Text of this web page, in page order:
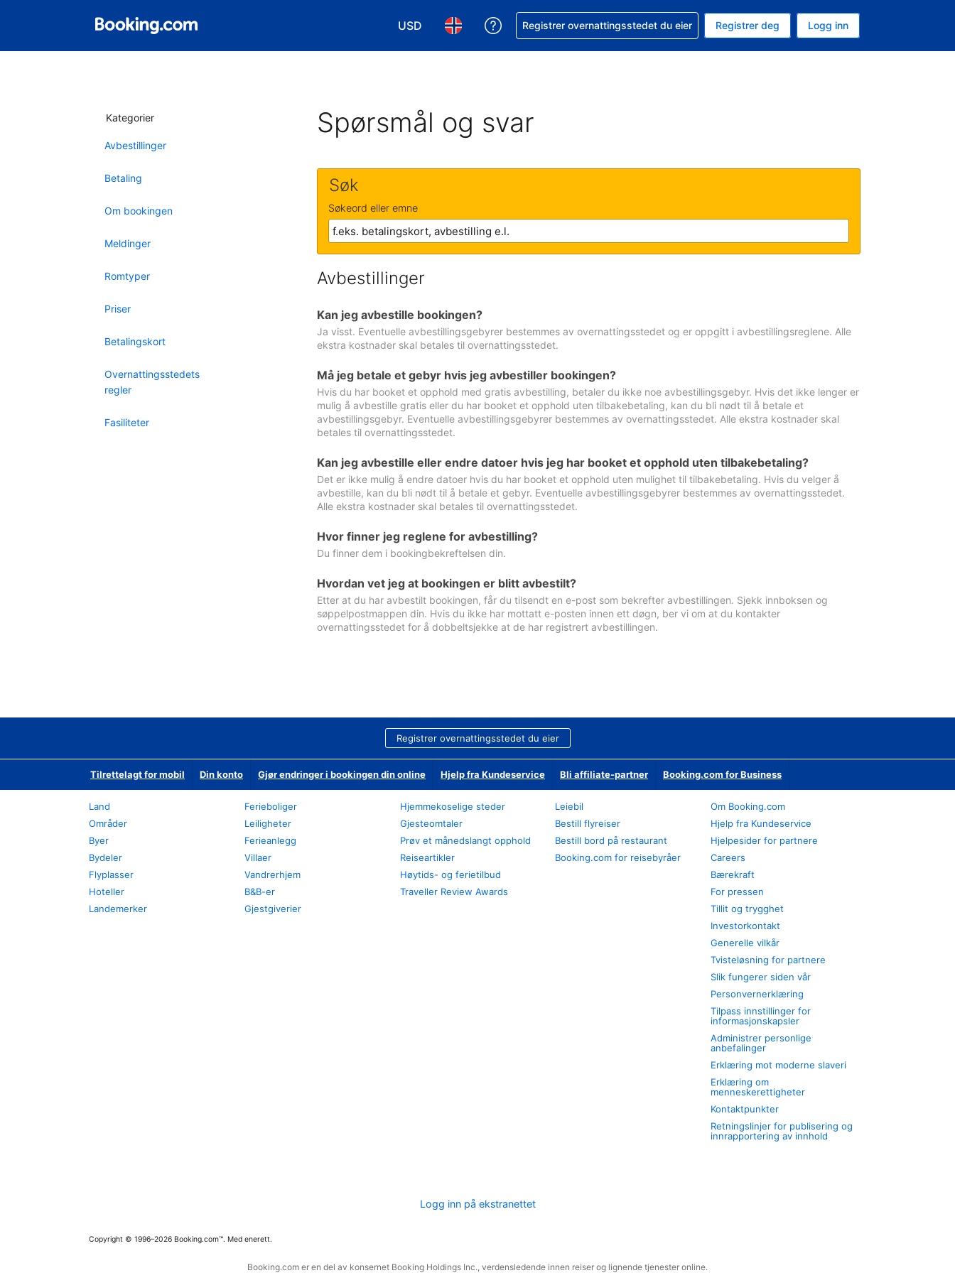
USD
Velg valuta. Du har valgt Amerikansk dollar som valuta
Velg språk. Du har valgt Norsk som språk
Få hjelp med bookingen din
Registrer overnattingsstedet du eier Registrer deg Logg inn
Kategorier
Avbestillinger
Betaling
Om bookingen
Meldinger
Romtyper
Priser
Betalingskort
Overnattingsstedets
regler
Fasiliteter
Spørsmål og svar
Søk
Søkeord eller emne
Avbestillinger
Kan jeg avbestille bookingen?
Ja visst. Eventuelle avbestillingsgebyrer bestemmes av overnattingsstedet og er oppgitt i avbestillingsreglene. Alle
ekstra kostnader skal betales til overnattingsstedet.
Må jeg betale et gebyr hvis jeg avbestiller bookingen?
Hvis du har booket et opphold med gratis avbestilling, betaler du ikke noe avbestillingsgebyr. Hvis det ikke lenger er
mulig å avbestille gratis eller du har booket et opphold uten tilbakebetaling, kan du bli nødt til å betale et
avbestillingsgebyr. Eventuelle avbestillingsgebyrer bestemmes av overnattingsstedet. Alle ekstra kostnader skal
betales til overnattingsstedet.
Kan jeg avbestille eller endre datoer hvis jeg har booket et opphold uten tilbakebetaling?
Det er ikke mulig å endre datoer hvis du har booket et opphold uten mulighet til tilbakebetaling. Hvis du velger å
avbestille, kan du bli nødt til å betale et gebyr. Eventuelle avbestillingsgebyrer bestemmes av overnattingsstedet.
Alle ekstra kostnader skal betales til overnattingsstedet.
Hvor finner jeg reglene for avbestilling?
Du finner dem i bookingbekreftelsen din.
Hvordan vet jeg at bookingen er blitt avbestilt?
Etter at du har avbestilt bookingen, får du tilsendt en e-post som bekrefter avbestillingen. Sjekk innboksen og
søppelpostmappen din. Hvis du ikke har mottatt e-posten innen ett døgn, ber vi om at du kontakter
overnattingsstedet for å dobbeltsjekke at de har registrert avbestillingen.
Registrer overnattingsstedet du eier
Tilrettelagt for mobil Din konto Gjør endringer i bookingen din online Hjelp fra Kundeservice Bli affiliate-partner Booking.com for Business
Land
Områder
Byer
Bydeler
Flyplasser
Hoteller
Landemerker
Ferieboliger
Leiligheter
Ferieanlegg
Villaer
Vandrerhjem
B&B-er
Gjestgiverier
Hjemmekoselige steder
Gjesteomtaler
Prøv et månedslangt opphold
Reiseartikler
Høytids- og ferietilbud
Traveller Review Awards
Leiebil
Bestill flyreiser
Bestill bord på restaurant
Booking.com for reisebyråer
Om Booking.com
Hjelp fra Kundeservice
Hjelpesider for partnere
Careers
Bærekraft
For pressen
Tillit og trygghet
Investorkontakt
Generelle vilkår
Tvisteløsning for partnere
Slik fungerer siden vår
Personvernerklæring
Tilpass innstillinger for
informasjonskapsler
Administrer personlige
anbefalinger
Erklæring mot moderne slaveri
Erklæring om
menneskerettigheter
Kontaktpunkter
Retningslinjer for publisering og
innrapportering av innhold
Logg inn på ekstranettet
Copyright © 1996–2026 Booking.com™. Med enerett.
Booking.com er en del av konsernet Booking Holdings Inc., verdensledende innen reiser og lignende tjenester online.